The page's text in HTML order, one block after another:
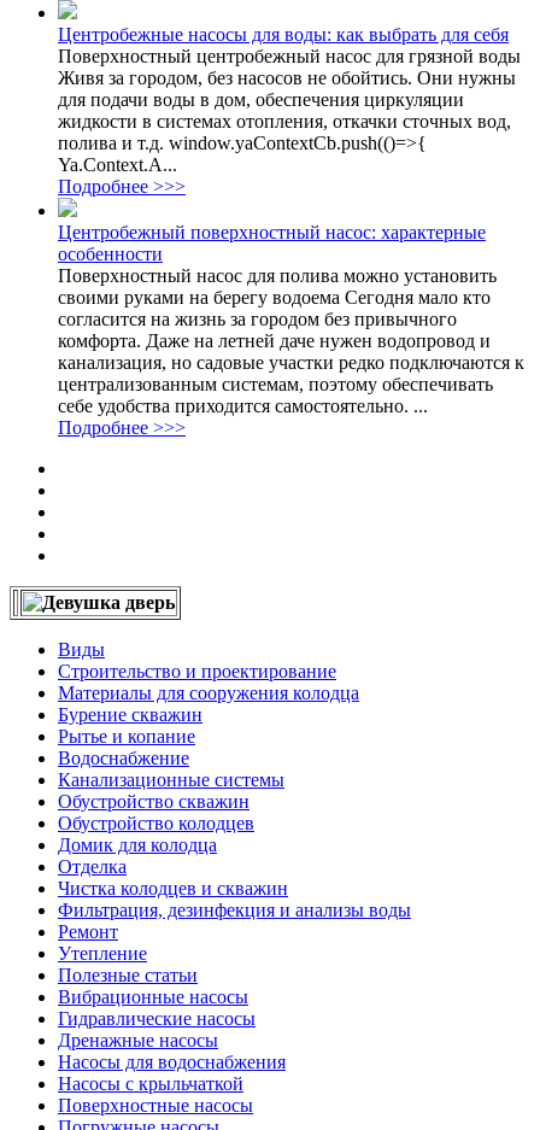
Центробежные насосы для воды: как выбрать для себя
Поверхностный центробежный насос для грязной воды
Живя за городом, без насосов не обойтись. Они нужны
для подачи воды в дом, обеспечения циркуляции
жидкости в системах отопления, откачки сточных вод,
полива и т.д. window.yaContextCb.push(()=>{
Ya.Context.A...
Подробнее >>>
Центробежный поверхностный насос: характерные
особенности
Поверхностный насос для полива можно установить
своими руками на берегу водоема Сегодня мало кто
согласится на жизнь за городом без привычного
комфорта. Даже на летней даче нужен водопровод и
канализация, но садовые участки редко подключаются к
централизованным системам, поэтому обеспечивать
себе удобства приходится самостоятельно. ...
Подробнее >>>
Виды
Строительство и проектирование
Материалы для сооружения колодца
Бурение скважин
Рытье и копание
Водоснабжение
Канализационные системы
Обустройство скважин
Обустройство колодцев
Домик для колодца
Отделка
Чистка колодцев и скважин
Фильтрация, дезинфекция и анализы воды
Ремонт
Утепление
Полезные статьи
Вибрационные насосы
Гидравлические насосы
Дренажные насосы
Насосы для водоснабжения
Насосы с крыльчаткой
Поверхностные насосы